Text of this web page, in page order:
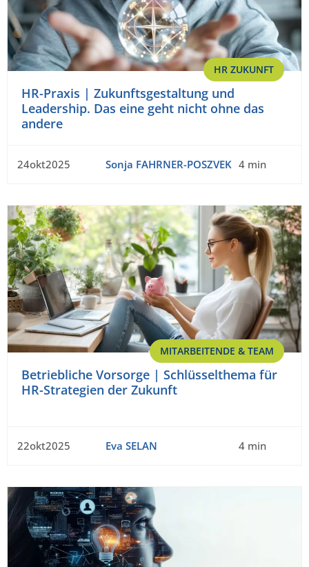
HR ZUKUNFT
HR-Praxis | Zukunftsgestaltung und
Leadership. Das eine geht nicht ohne das
andere
24okt2025 Sonja FAHRNER-POSZVEK 4 min
MITARBEITENDE & TEAM
Betriebliche Vorsorge | Schlüsselthema für
HR-Strategien der Zukunft
22okt2025 Eva SELAN 4 min